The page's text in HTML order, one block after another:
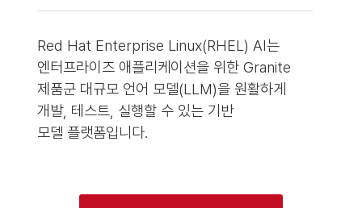
Red Hat Enterprise Linux(RHEL) AI는
엔터프라이즈 애플리케이션을 위한 Granite
제품군 대규모 언어 모델(LLM)을 원활하게
개발, 테스트, 실행할 수 있는 기반
모델 플랫폼입니다.